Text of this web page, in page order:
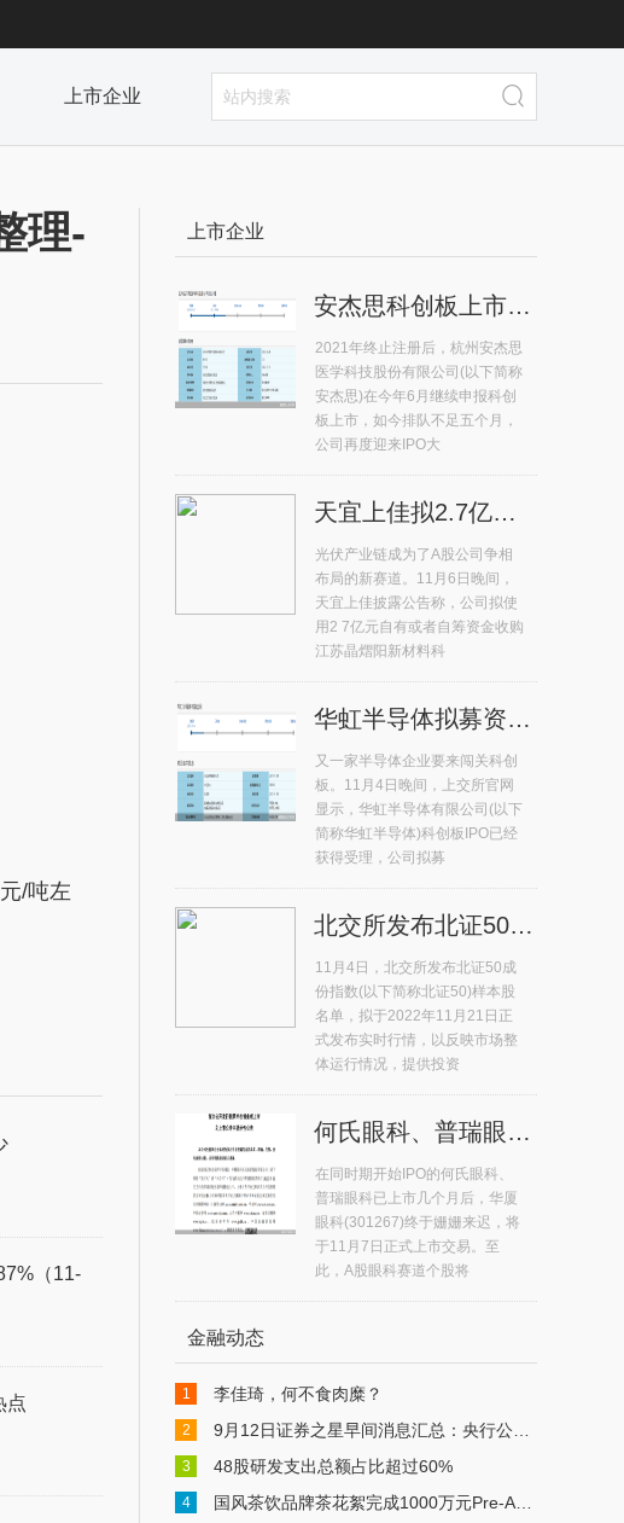
上市企业
理-
/吨左
（11-
点
上市企业
安杰思科创板上市排队不足五个月 再度迎来IPO大考
2021年终止注册后，杭州安杰思
医学科技股份有限公司(以下简称
安杰思)在今年6月继续申报科创
板上市，如今排队不足五个月，
公司再度迎来IPO大
天宜上佳拟2.7亿元收购晶熠阳90%股权 系高铁动车组供应商
光伏产业链成为了A股公司争相
布局的新赛道。11月6日晚间，
天宜上佳披露公告称，公司拟使
用2 7亿元自有或者自筹资金收购
江苏晶熠阳新材料科
华虹半导体拟募资180亿元冲击科创板 年内排名第二
又一家半导体企业要来闯关科创
板。11月4日晚间，上交所官网
显示，华虹半导体有限公司(以下
简称华虹半导体)科创板IPO已经
获得受理，公司拟募
北交所发布北证50成份指数首发样本股 总市值占比71%
11月4日，北交所发布北证50成
份指数(以下简称北证50)样本股
名单，拟于2022年11月21日正
式发布实时行情，以反映市场整
体运行情况，提供投资
何氏眼科、普瑞眼科11月7日上市 A股眼科赛道个股达5只
在同时期开始IPO的何氏眼科、
普瑞眼科已上市几个月后，华厦
眼科(301267)终于姗姗来迟，将
于11月7日正式上市交易。至
此，A股眼科赛道个股将
金融动态
1 李佳琦，何不食肉糜？
2 9月12日证券之星早间消息汇总：央行公布重磅数据
3 48股研发支出总额占比超过60%
4 国风茶饮品牌茶花絮完成1000万元Pre-A轮融资